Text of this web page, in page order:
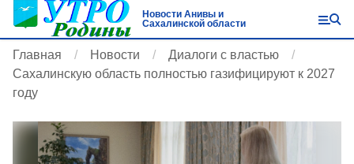
Новости Анивы и
Сахалинской области
Главная Новости
Диалоги с властью
Сахалинскую область полностью газифицируют к 2027
году